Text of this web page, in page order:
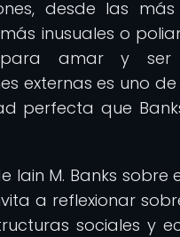
desde las más
inusuales o
amar y ser
externas es uno
perfecta que
Iain M. Banks sobre
a reflexionar
sociales y